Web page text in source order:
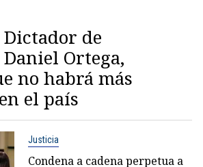
de
Ortega,
no habrá más
el país
Justicia
Condena a cadena perpetua a